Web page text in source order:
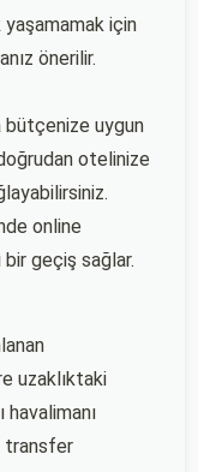
için
önerilir.
bütçenize uygun
otelinize
online
geçiş sağlar.
uzaklıktaki
havalimanı
transfer